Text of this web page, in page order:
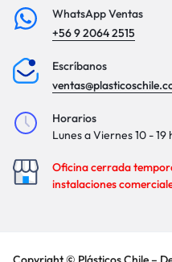
WhatsApp Ventas
+56 9 2064 2515
Escríbanos
Horarios
Lunes a Viernes 10 - 19
Oficina cerrada
instalaciones